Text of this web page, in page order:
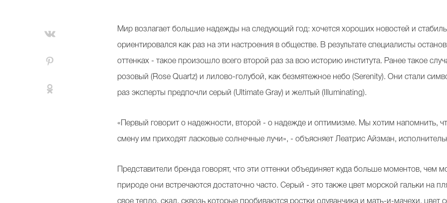
Мир возлагает большие надежды на следующий год: хочется хороших новостей и
ориентировался как раз на эти настроения в обществе. В результате специалисты
оттенках - такое произошло всего второй раз за всю историю института. Ранее такое
розовый (Rose Quartz) и лилово-голубой, как безмятежное небо (Serenity). Они стали
раз эксперты предпочли серый (Ultimate Gray) и желтый (Illuminating).
«Первый говорит о надежности, второй - о надежде и оптимизме. Мы хотим напомнить,
смену им приходят ласковые солнечные лучи», - объясняет Леатрис Айзман,
Представители бренда говорят, что эти оттенки объединяет куда больше моментов, чем
природе они встречаются достаточно часто. Серый - это также цвет морской гальки на
свое тепло, скал, сквозь которые пробиваются ростки одуванчика и мать-и-мачехи, цвет